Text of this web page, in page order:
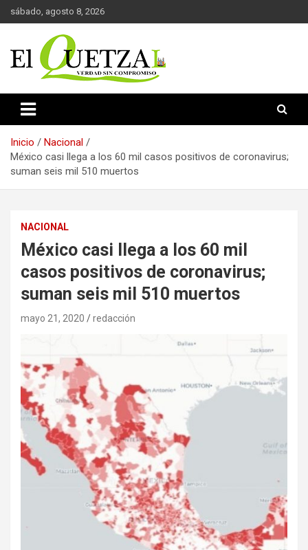
Saltar
al
sábado, agosto 8, 2026
El Quetzal de Cholula
Inicio
Nacional
México casi llega a los 60 mil casos positivos de coronavirus;
suman seis mil 510 muertos
NACIONAL
México casi llega a los 60 mil
casos positivos de coronavirus;
suman seis mil 510 muertos
mayo 21, 2020 redacción